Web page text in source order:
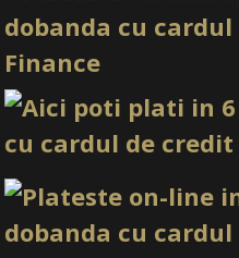
peste oojă
.
Da, nu necesită tehnică
7. Este potrivit pentru